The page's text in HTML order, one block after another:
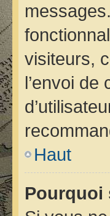
visiteurs,
l’envoi
Haut
Pourquoi